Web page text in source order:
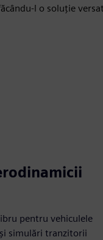
l o soluție
pentru vehiculele
simulări tranzitorii